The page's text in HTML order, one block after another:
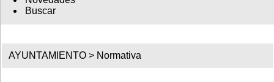
Buscar
AYUNTAMIENTO > Normativa